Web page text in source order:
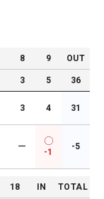
8 9 OUT
3 5 36
3 4 31
ー
-1
-5
18 IN TOTAL